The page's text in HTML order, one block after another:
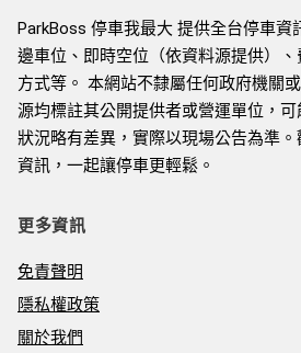
ParkBoss 停車我最大 提供全台停車資
邊車位、即時空位（依資料源提供）
方式等。 本網站不隸屬任何政府機關
源均標註其公開提供者或營運單位，
狀況略有差異，實際以現場公告為準
資訊，一起讓停車更輕鬆。
更多資訊
免責聲明
隱私權政策
關於我們